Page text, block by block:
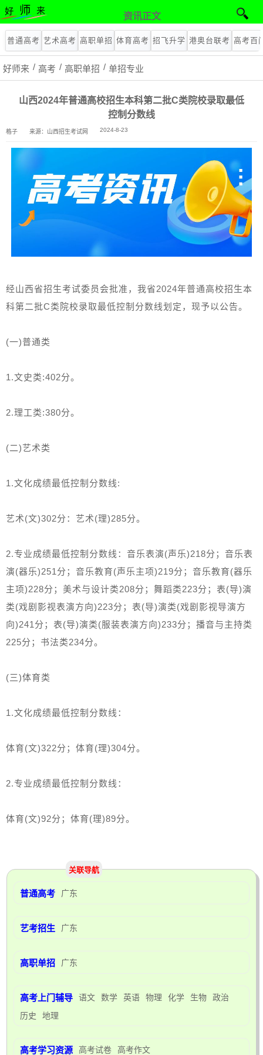
资讯正文
普通高考 艺术高考 高职单招 体育高考 招飞升学 港奥台联考 高考百
好师来 高考 高职单招 单招专业
山西2024年普通高校招生本科第二批C类院校录取最低
控制分数线
格子 来源：山西招生考试网 2024-8-23
经山西省招生考试委员会批准，我省2024年普通高校招生本
科第二批C类院校录取最低控制分数线划定，现予以公告。
(一)普通类
1.文史类:402分。
2.理工类:380分。
(二)艺术类
1.文化成绩最低控制分数线:
艺术(文)302分：艺术(理)285分。
2.专业成绩最低控制分数线：音乐表演(声乐)218分；音乐表
演(器乐)251分；音乐教育(声乐主项)219分；音乐教育(器乐
主项)228分；美术与设计类208分；舞蹈类223分；表(导)演
类(戏剧影视表演方向)223分；表(导)演类(戏剧影视导演方
向)241分；表(导)演类(服装表演方向)233分；播音与主持类
225分；书法类234分。
(三)体育类
1.文化成绩最低控制分数线：
体育(文)322分；体育(理)304分。
2.专业成绩最低控制分数线：
体育(文)92分；体育(理)89分。
关联导航
普通高考 广东
艺考招生 广东
高职单招 广东
高考上门辅导 语文 数学 英语 物理 化学 生物
政治
历史
地理
高考学习资源 高考试卷 高考作文